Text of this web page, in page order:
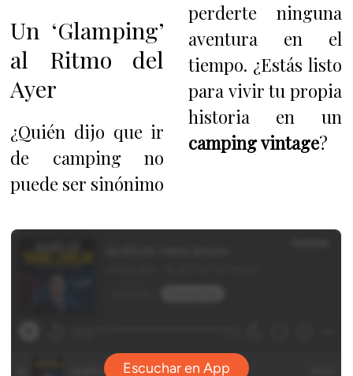
Un ‘Glamping’
al Ritmo del
Ayer
¿Quién dijo que ir
de camping no
puede ser sinónimo
perderte ninguna
aventura en el
tiempo. ¿Estás listo
para vivir tu propia
historia en un
camping vintage?